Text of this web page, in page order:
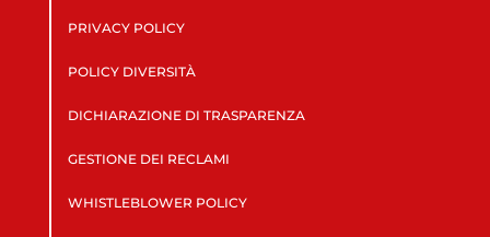
PRIVACY POLICY
POLICY DIVERSITÀ
DICHIARAZIONE DI TRASPARENZA
GESTIONE DEI RECLAMI
WHISTLEBLOWER POLICY